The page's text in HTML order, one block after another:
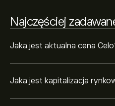
Najczęściej
Jaka jest aktualna cena
Jaka jest kapitalizacja
witrynie eToro. Po
środków kliknij przycisk
chcesz kupić. Możesz
CELO po określonej cenie w